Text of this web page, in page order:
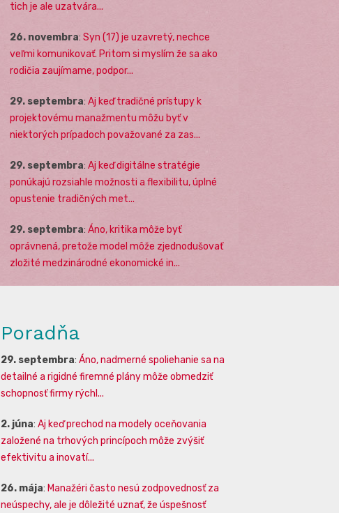
tich je ale uzatvára...
26. novembra: Syn (17) je uzavretý, nechce
veľmi komunikovať. Pritom si myslím že sa ako
rodičia zaujímame, podpor...
29. septembra: Aj keď tradičné prístupy k
projektovému manažmentu môžu byť v
niektorých prípadoch považované za zas...
29. septembra: Aj keď digitálne stratégie
ponúkajú rozsiahle možnosti a flexibilitu, úplné
opustenie tradičných met...
29. septembra: Áno, kritika môže byť
oprávnená, pretože model môže zjednodušovať
zložité medzinárodné ekonomické in...
Poradňa
29. septembra: Áno, nadmerné spoliehanie sa na
detailné a rigidné firemné plány môže obmedziť
schopnosť firmy rýchl...
2. júna: Aj keď prechod na modely oceňovania
založené na trhových princípoch môže zvýšiť
efektivitu a inovatí...
26. mája: Manažéri často nesú zodpovednosť za
neúspechy, ale je dôležité uznať, že úspešnosť